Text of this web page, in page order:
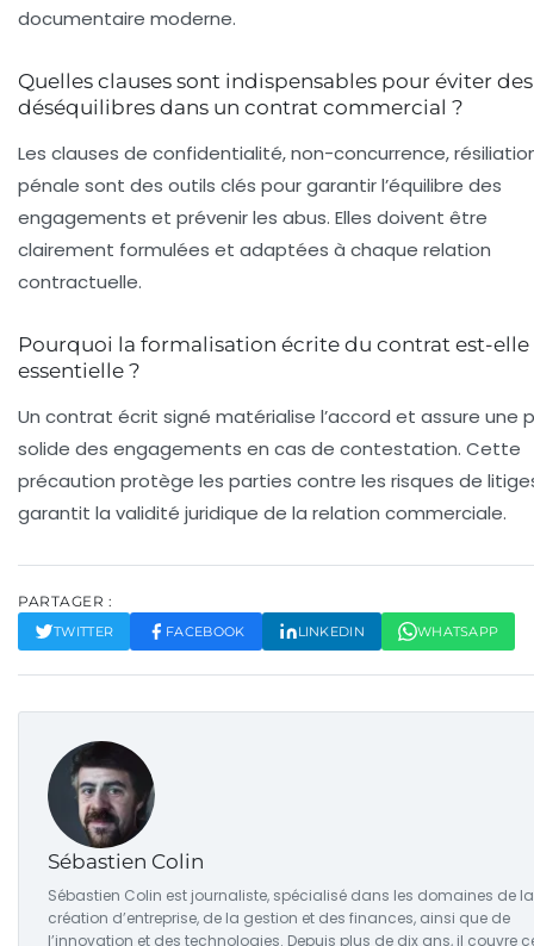
documentaire moderne.
Quelles clauses sont indispensables pour éviter des
déséquilibres dans un contrat commercial ?
Les clauses de confidentialité, non-concurrence,
pénale sont des outils clés pour garantir l’équilibre des
engagements et prévenir les abus. Elles doivent être
clairement formulées et adaptées à chaque relation
contractuelle.
Pourquoi la formalisation écrite du contrat est-elle
essentielle ?
Un contrat écrit signé matérialise l’accord et assure une
solide des engagements en cas de contestation. Cette
précaution protège les parties contre les risques de
garantit la validité juridique de la relation commerciale.
PARTAGER :
TWITTER FACEBOOK LINKEDIN WHATSAPP
Sébastien Colin
Sébastien Colin est journaliste, spécialisé dans les domaines de la
création d’entreprise, de la gestion et des finances, ainsi que de
l’innovation et des technologies. Depuis plus de dix ans, il couvre